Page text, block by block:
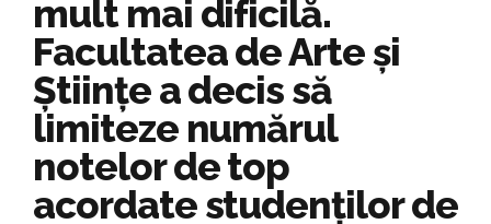
mult mai dificilă.
Facultatea de Arte și
Științe a decis să
limiteze numărul
notelor de top
acordate studenților de